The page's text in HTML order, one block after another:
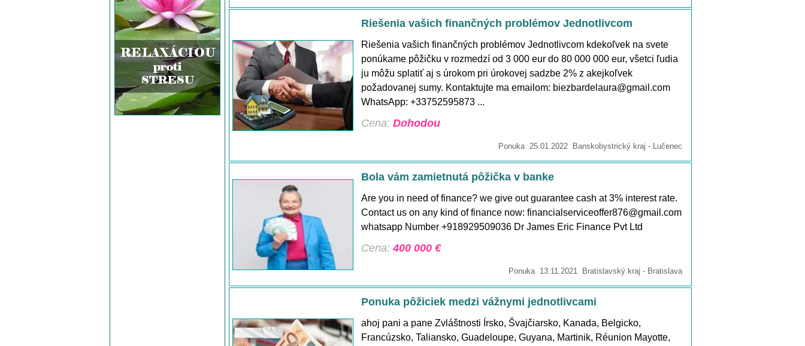
Riešenia vašich finančných problémov Jednotlivcom
Riešenia vašich finančných problémov Jednotlivcom kdekoľvek na svete
ponúkame pôžičku v rozmedzí od 3 000 eur do 80 000 000 eur, všetci ľudia
ju môžu splatiť aj s úrokom pri úrokovej sadzbe 2% z akejkoľvek
požadovanej sumy. Kontaktujte ma emailom: biezbardelaura@gmail.com
WhatsApp: +33752595873 ...
Cena: Dohodou
Ponuka 25.01.2022 Banskobystrický kraj - Lučenec
Bola vám zamietnutá pôžička v banke
Are you in need of finance? we give out guarantee cash at 3% interest rate.
Contact us on any kind of finance now: financialserviceoffer876@gmail.com
whatsapp Number +918929509036 Dr James Eric Finance Pvt Ltd
Cena:400 000 €
Ponuka 13.11.2021 Bratislavský kraj - Bratislava
Ponuka pôžiciek medzi vážnymi jednotlivcami
ahoj pani a pane Zvláštnosti Írsko, Švajčiarsko, Kanada, Belgicko,
Francúzsko, Taliansko, Guadeloupe, Guyana, Martinik, Réunion Mayotte,